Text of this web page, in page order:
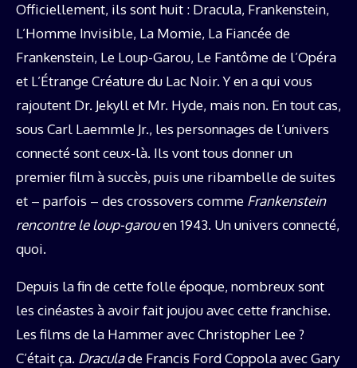
Officiellement, ils sont huit : Dracula, Frankenstein,
L’Homme Invisible, La Momie, La Fiancée de
Frankenstein, Le Loup-Garou, Le Fantôme de l’Opéra
et L’Étrange Créature du Lac Noir. Y en a qui vous
rajoutent Dr. Jekyll et Mr. Hyde, mais non. En tout cas,
sous Carl Laemmle Jr., les personnages de l’univers
connecté sont ceux-là. Ils vont tous donner un
premier film à succès, puis une ribambelle de suites
et – parfois – des crossovers comme Frankenstein
rencontre le loup-garouen 1943. Un univers connecté,
quoi.
Depuis la fin de cette folle époque, nombreux sont
les cinéastes à avoir fait joujou avec cette franchise.
Les films de la Hammer avec Christopher Lee ?
C’était ça. Draculade Francis Ford Coppola avec Gary